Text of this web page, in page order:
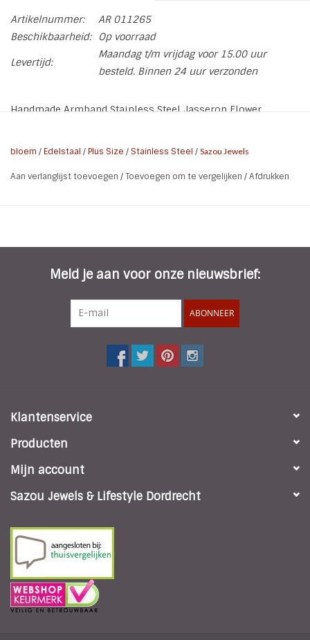
Artikelnummer:
AR 011265
Beschikbaarheid:
Op voorraad
Levertijd:
Maandag t/m vrijdag voor 15.00 uur
besteld. Binnen 24 uur verzonden
Handmade Armband Stainless Steel Jasseron Flower
Lengte: 22,5 cm
Doelgroep: Vrouwen / ook Plus Size
bloem /Edelstaal /Plus Size / Stainless Steel / Sazou Jewels
Aan verlanglijst toevoegen /Toevoegen om te vergelijken /Afdrukken
Meld je aan voor onze nieuwsbrief:
ABONNEER
Klantenservice
Producten
Mijn account
Sazou Jewels & Lifestyle Dordrecht